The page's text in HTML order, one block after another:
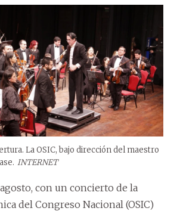
La OSIC, bajo dirección del maestro
INTERNET
con un concierto de la
del Congreso Nacional (OSIC)